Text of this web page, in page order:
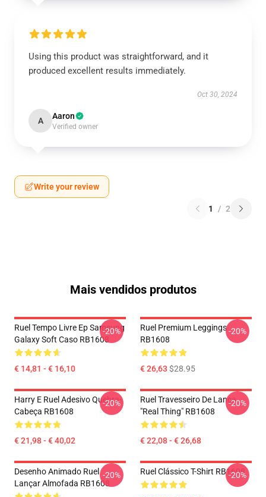
Using this product was straightforward, and it
produced excellent results immediately.
Oct 30, 2024
A Aaron
Verified owner
Write your review
1 / 2
Mais vendidos produtos
Ruel Tempo Livre Ep Samsung
Galaxy Soft Caso RB1608
€ 14,81 - € 16,10
-20%
Ruel Premium Leggings
RB1608
€ 26,63 $28.95
-20%
Harry E Ruel Adesivo Quebra-
Cabeça RB1608
€ 21,98 - € 40,02
-20%
Ruel Travesseiro De Lança
"Real Thing" RB1608
€ 22,08 - € 26,68
-20%
Desenho Animado Ruel
Lançar Almofada RB1608
-20% Ruel Clássico T-Shirt RB1608
-20%